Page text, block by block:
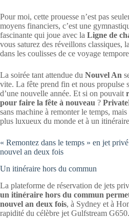
Pour moi, cette prouesse n’est pas
moyens financiers, c’est une
fascinante qui joue avec la Ligne de
vous saturez des réveillons classiques,
dans les coulisses de ce voyage
La soirée tant attendue du Nouvel An
vite. La fête prend fin et nous propulse
d’une nouvelle année. Et si on pouvait
pour faire la fête à nouveau ?
sans machine à remonter le temps,
plus luxueux du monde et à un
« Remontez dans le temps » en jet
nouvel an deux fois
Un itinéraire hors du commun
La plateforme de réservation de jets
un itinéraire hors du commun
nouvel an deux fois, à Sydney et à
rapidité du célèbre jet Gulfstream G650.